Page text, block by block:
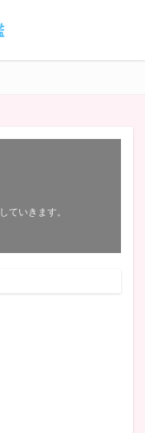
ていきます。